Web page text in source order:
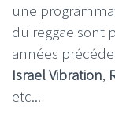
une
du reggae sont
années
Israel Vibration,
etc...